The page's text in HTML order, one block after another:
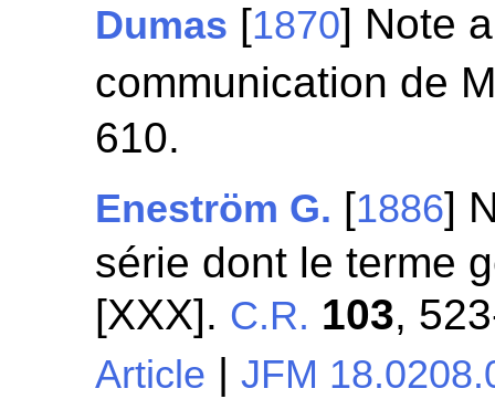
Dumas [1870] Note
communication de
610.
Eneström G. [1886]
série dont le terme
[XXX]. C.R. 103,
Article |JFM